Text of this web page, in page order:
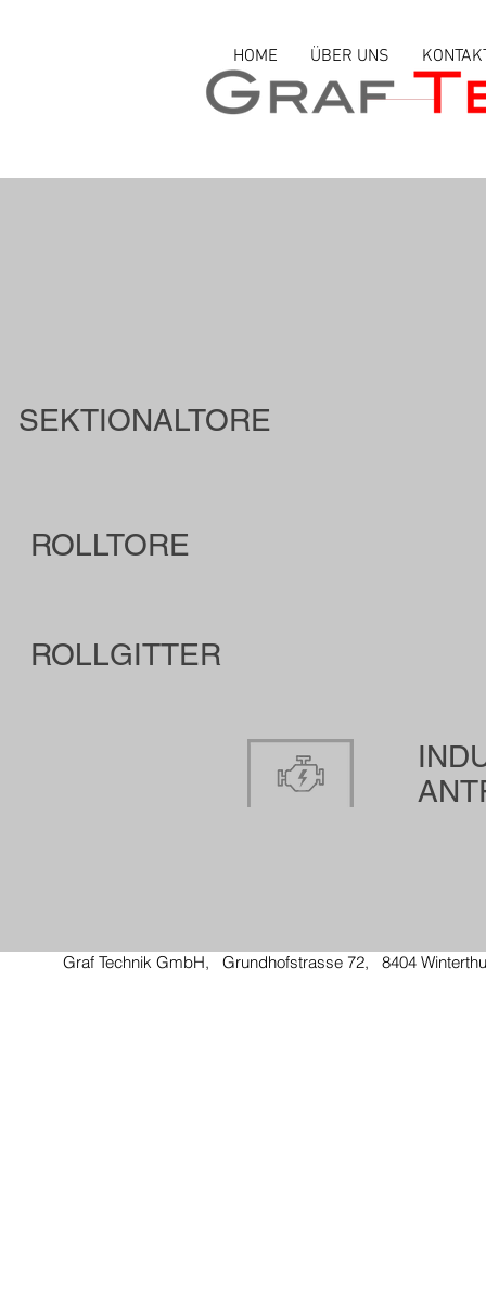
HOME ÜBER UNS
SEKTIONALTORE
ROLLTORE
ROLLGITTER
Graf Technik GmbH, Grundhofstrasse 72, 8404